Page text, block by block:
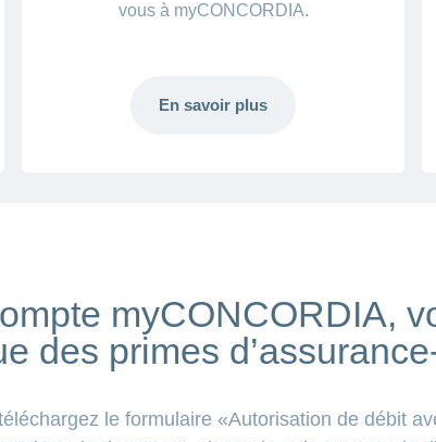
vous à myCONCORDIA.
En savoir plus
myCONCORDIA,
des primes
le formulaire «Autorisation de débit